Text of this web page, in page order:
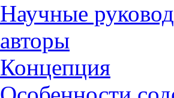
Научные
авторы
Концепция